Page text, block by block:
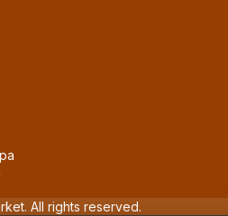
All rights reserved.